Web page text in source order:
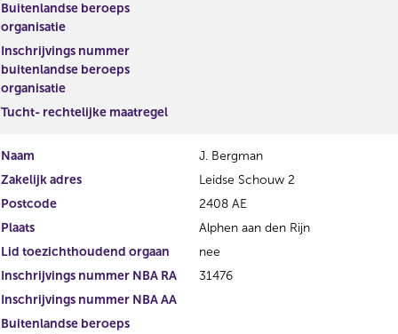
t
a
a
t
Buitenlandse beroeps
organisatie
Inschrijvings nummer
buitenlandse beroeps
organisatie
Tucht- rechtelijke maatregel
Naam
J. Bergman
Zakelijk adres
Leidse Schouw 2
Postcode
2408 AE
Plaats
Alphen aan den Rijn
Lid toezichthoudend orgaan
nee
Inschrijvings nummer NBA RA
31476
Inschrijvings nummer NBA AA
Buitenlandse beroeps